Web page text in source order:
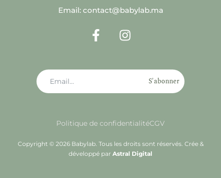
Email: contact@babylab.ma
S'abonner
Politique de confidentialitéCGV
Copyright © 2026 Babylab. Tous les droits sont réservés. Crée &
développé par Astral Digital